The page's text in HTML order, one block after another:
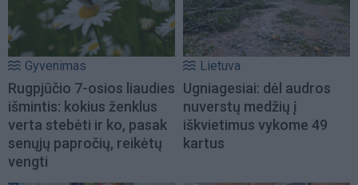
Gyvenimas
Rugpjūčio 7-osios liaudies
išmintis: kokius ženklus
verta stebėti ir ko, pasak
senųjų papročių, reikėtų
vengti
Lietuva
Ugniagesiai: dėl audros
nuverstų medžių į
iškvietimus vykome 49
kartus